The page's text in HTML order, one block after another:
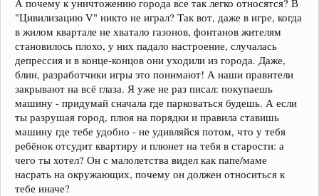
А почему к уничтожению города все так легко относятся? В
"Цивилизацию V" никто не играл? Так вот, даже в игре, когда
в жилом квартале не хватало газонов, фонтанов жителям
становилось плохо, у них падало настроение, случалась
депрессия и в конце-концов они уходили из города. Даже,
блин, разработчики игры это понимают! А наши правители
закрывают на всё глаза. Я уже не раз писал: покупаешь
машину - придумай сначала где парковаться будешь. А если
ты разрушая город, плюя на порядки и правила ставишь
машину где тебе удобно - не удивляйся потом, что у тебя
ребёнок отсудит квартиру и плюнет на тебя в старости: а
чего ты хотел? Он с малолетства видел как папе/маме
насрать на окружающих, почему он должен относиться к
тебе иначе?